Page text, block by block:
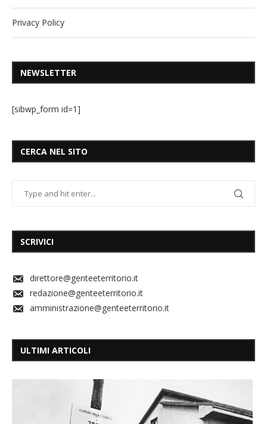
Privacy Policy
NEWSLETTER
[sibwp_form id=1]
CERCA NEL SITO
SCRIVICI
direttore@genteeterritorio.it
redazione@genteeterritorio.it
amministrazione@genteeterritorio.it
ULTIMI ARTICOLI